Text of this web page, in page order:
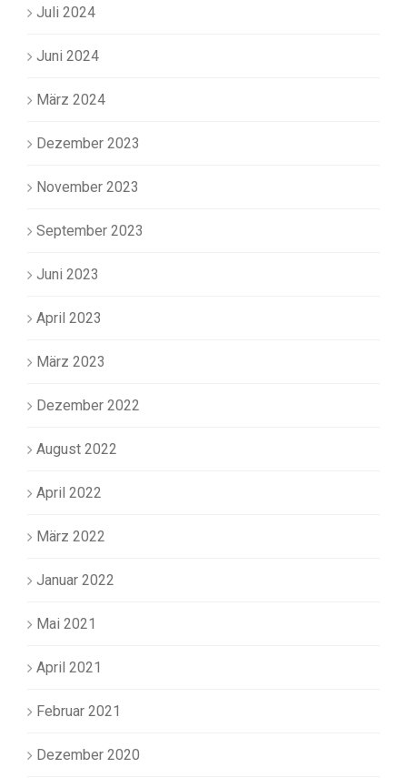
Juli 2024
Juni 2024
März 2024
Dezember 2023
November 2023
September 2023
Juni 2023
April 2023
März 2023
Dezember 2022
August 2022
April 2022
März 2022
Januar 2022
Mai 2021
April 2021
Februar 2021
Dezember 2020